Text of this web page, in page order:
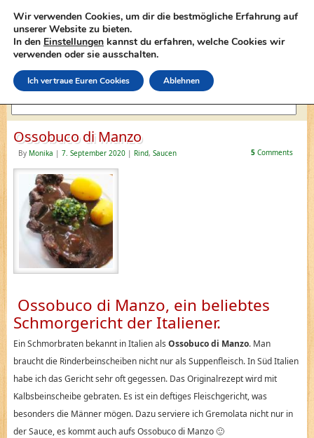
lasagne-rezepte.net
Ossobuco di Manzo
By Monika | 7. September 2020 | Rind, Saucen 5 Comments
Ossobuco di Manzo, ein beliebtes
Schmorgericht der Italiener.
Ein Schmorbraten bekannt in Italien als Ossobuco di Manzo. Man
braucht die Rinderbeinscheiben nicht nur als Suppenfleisch. In Süd Italien
habe ich das Gericht sehr oft gegessen. Das Originalrezept wird mit
Kalbsbeinscheibe gebraten. Es ist ein deftiges Fleischgericht, was
besonders die Männer mögen. Dazu serviere ich Gremolata nicht nur in
der Sauce, es kommt auch aufs Ossobuco di Manzo🙂
Wir verwenden Cookies, um dir die bestmögliche Erfahrung auf
unserer Website zu bieten.
In den Einstellungen kannst du erfahren, welche Cookies wir
verwenden oder sie ausschalten.
Ich vertraue Euren Cookies Ablehnen